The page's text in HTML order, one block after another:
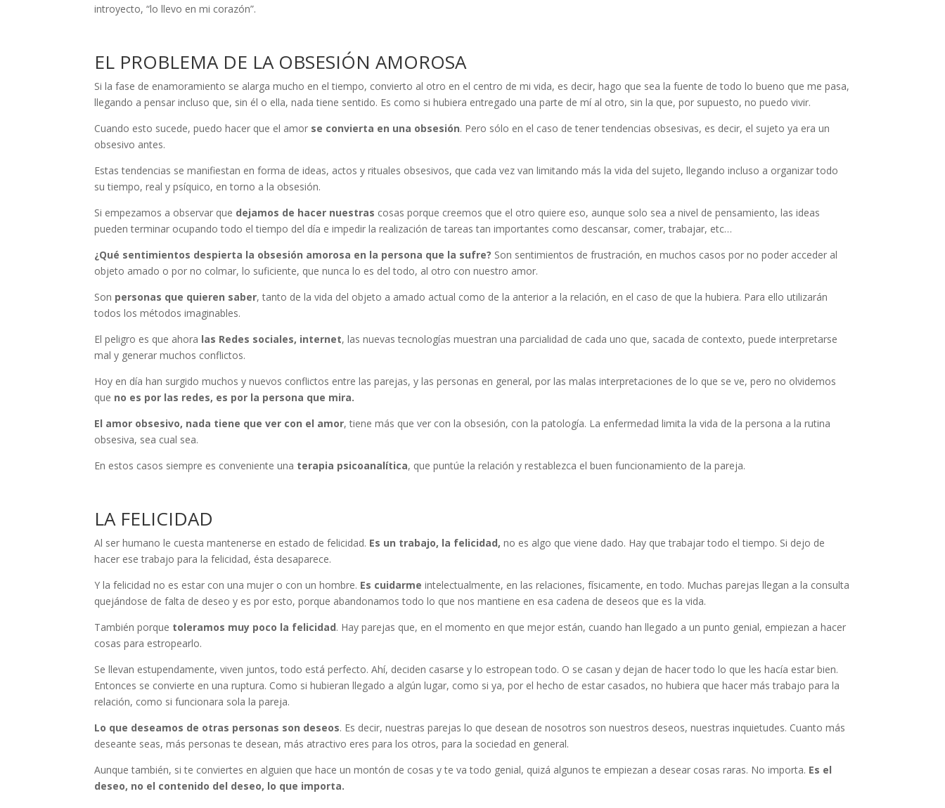
introyecto, “lo llevo en mi corazón”.
EL PROBLEMA DE LA OBSESIÓN AMOROSA
Si la fase de enamoramiento se alarga mucho en el tiempo, convierto al otro en el centro de mi vida, es decir, hago que sea la fuente de todo lo bueno que me pasa,
llegando a pensar incluso que, sin él o ella, nada tiene sentido. Es como si hubiera entregado una parte de mí al otro, sin la que, por supuesto, no puedo vivir.
Cuando esto sucede, puedo hacer que el amor se convierta en una obsesión. Pero sólo en el caso de tener tendencias obsesivas, es decir, el sujeto ya era un
obsesivo antes.
Estas tendencias se manifiestan en forma de ideas, actos y rituales obsesivos, que cada vez van limitando más la vida del sujeto, llegando incluso a organizar todo
su tiempo, real y psíquico, en torno a la obsesión.
Si empezamos a observar que dejamos de hacer nuestras cosas porque creemos que el otro quiere eso, aunque solo sea a nivel de pensamiento, las ideas
pueden terminar ocupando todo el tiempo del día e impedir la realización de tareas tan importantes como descansar, comer, trabajar, etc…
¿Qué sentimientos despierta la obsesión amorosa en la persona que la sufre? Son sentimientos de frustración, en muchos casos por no poder acceder al
objeto amado o por no colmar, lo suficiente, que nunca lo es del todo, al otro con nuestro amor.
Son personas que quieren saber, tanto de la vida del objeto a amado actual como de la anterior a la relación, en el caso de que la hubiera. Para ello utilizarán
todos los métodos imaginables.
El peligro es que ahora las Redes sociales, internet, las nuevas tecnologías muestran una parcialidad de cada uno que, sacada de contexto, puede interpretarse
mal y generar muchos conflictos.
Hoy en día han surgido muchos y nuevos conflictos entre las parejas, y las personas en general, por las malas interpretaciones de lo que se ve, pero no olvidemos
que no es por las redes, es por la persona que mira.
El amor obsesivo, nada tiene que ver con el amor, tiene más que ver con la obsesión, con la patología. La enfermedad limita la vida de la persona a la rutina
obsesiva, sea cual sea.
En estos casos siempre es conveniente una terapia psicoanalítica, que puntúe la relación y restablezca el buen funcionamiento de la pareja.
LA FELICIDAD
Al ser humano le cuesta mantenerse en estado de felicidad. Es un trabajo, la felicidad, no es algo que viene dado. Hay que trabajar todo el tiempo. Si dejo de
hacer ese trabajo para la felicidad, ésta desaparece.
Y la felicidad no es estar con una mujer o con un hombre. Es cuidarme intelectualmente, en las relaciones, físicamente, en todo. Muchas parejas llegan a la consulta
quejándose de falta de deseo y es por esto, porque abandonamos todo lo que nos mantiene en esa cadena de deseos que es la vida.
También porque toleramos muy poco la felicidad. Hay parejas que, en el momento en que mejor están, cuando han llegado a un punto genial, empiezan a hacer
cosas para estropearlo.
Se llevan estupendamente, viven juntos, todo está perfecto. Ahí, deciden casarse y lo estropean todo. O se casan y dejan de hacer todo lo que les hacía estar bien.
Entonces se convierte en una ruptura. Como si hubieran llegado a algún lugar, como si ya, por el hecho de estar casados, no hubiera que hacer más trabajo para la
relación, como si funcionara sola la pareja.
Lo que deseamos de otras personas son deseos. Es decir, nuestras parejas lo que desean de nosotros son nuestros deseos, nuestras inquietudes. Cuanto más
deseante seas, más personas te desean, más atractivo eres para los otros, para la sociedad en general.
Aunque también, si te conviertes en alguien que hace un montón de cosas y te va todo genial, quizá algunos te empiezan a desear cosas raras. No importa. Es el
deseo, no el contenido del deseo, lo que importa.